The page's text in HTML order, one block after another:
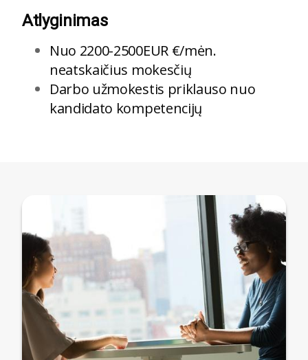
Atlyginimas
Nuo 2200-2500EUR€/mėn.
neatskaičius mokesčių
Darbo užmokestis priklauso nuo
kandidato kompetencijų